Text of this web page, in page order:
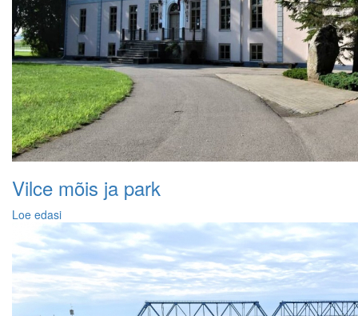
Vilce mõis ja park
Loe edasi